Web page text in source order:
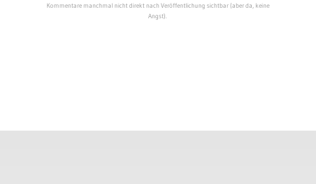
Kommentare manchmal nicht direkt nach Veröffentlichung sichtbar (aber da, keine
Angst).